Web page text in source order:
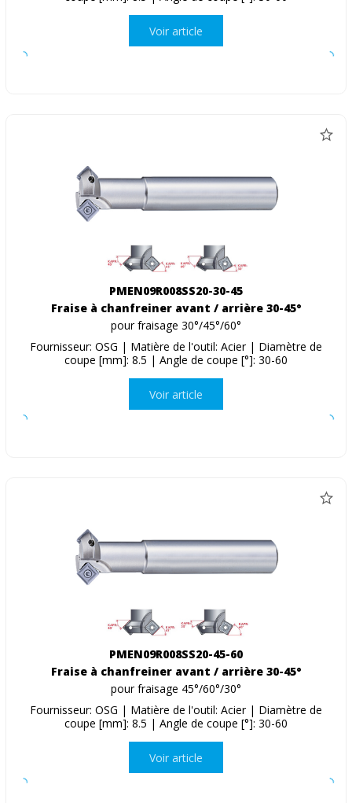
Voir article
PMEN09R008SS20-30-45
Fraise à chanfreiner avant / arrière 30-45°
pour fraisage 30°/45°/60°
Fournisseur: OSG | Matière de l'outil: Acier | Diamètre de
coupe [mm]: 8.5 | Angle de coupe [°]: 30-60
Voir article
PMEN09R008SS20-45-60
Fraise à chanfreiner avant / arrière 30-45°
pour fraisage 45°/60°/30°
Fournisseur: OSG | Matière de l'outil: Acier | Diamètre de
coupe [mm]: 8.5 | Angle de coupe [°]: 30-60
Voir article